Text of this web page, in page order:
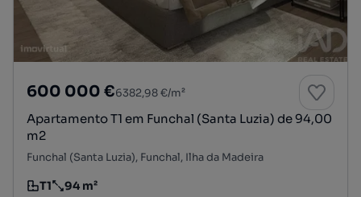
600 000 €6382,98 €/m²
Apartamento T1 em Funchal (Santa Luzia) de 94,00
m2
Funchal (Santa Luzia), Funchal, Ilha da Madeira
Tipologia
T1
Preço por metro quadrado
94 m²